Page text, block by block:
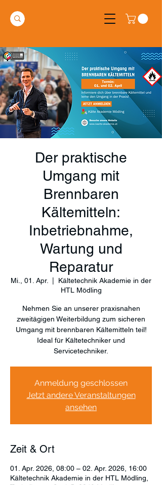
Der praktische
Umgang mit
Brennbaren
Kältemitteln:
Inbetriebnahme,
Wartung und
Reparatur
Mi., 01. Apr.
Kältetechnik Akademie in der
HTL Mödling
Nehmen Sie an unserer praxisnahen
zweitägigen Weiterbildung zum sicheren
Umgang mit brennbaren Kältemitteln teil!
Ideal für Kältetechniker und
Servicetechniker.
Anmeldung geschlossen
Jetzt andere Veranstaltungen
ansehen
Zeit & Ort
01. Apr. 2026, 08:00 – 02. Apr. 2026, 16:00
Kältetechnik Akademie in der HTL Mödling,